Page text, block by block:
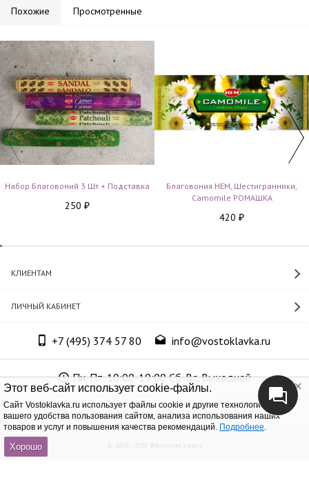
Этот веб-сайт использует cookie-файлы.
Cайт Vostoklavka.ru использует файлы cookie и другие технологии для
вашего удобства пользования сайтом, анализа использования наших
товаров и услуг и повышения качества рекомендаций. Подробнее.
Хорошо
Похожие Просмотренные
Набор Благовоний 3 Шт + Подставка
250 ₽
Благовония HEM, Шестигранники,
Camomile РОМАШКА
420 ₽
КЛИЕНТАМ
ЛИЧНЫЙ КАБИНЕТ
+7 (495) 374 57 80 info@vostoklavka.ru
Пн-Пт. 10:00-19:00 Сб-Вс. Выходной
ООО «Юнит Групп», ОГРН 1147746305574